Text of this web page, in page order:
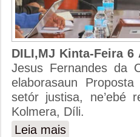
DILI,MJ Kinta-Feira 6
Jesus Fernandes da
elaborasaun
setór justisa, ne’ebé
Kolmera, Díli.
Leia mais